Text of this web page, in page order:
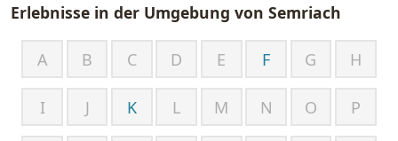
Erlebnisse in der Umgebung von Semriach
A B C D E F G H
I J K L M N O P